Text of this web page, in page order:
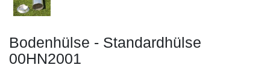
Bodenhülse - Standardhülse
00HN2001